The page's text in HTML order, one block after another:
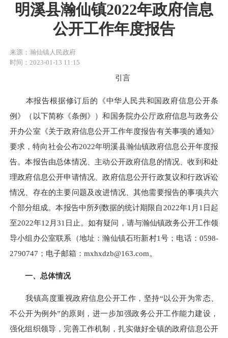
明溪县瀚仙镇2022年政府信息
公开工作年度报告
来源：瀚仙镇人民政府
时间：2023-01-13 11:15
引言
本报告根据修订后的《中华人民共和国政府信息公开条
例》（以下简称《条例》）和国务院办公厅政府信息与政务公
开办公室《关于政府信息公开工作年度报告有关事项的通知》
要求，特向社会公布2022年明溪县瀚仙镇政府信息公开年度报
告。本报告由总体情况、主动公开政府信息的情况、收到和处
理政府信息公开申请情况、政府信息公开行政复议和行政诉讼
情况、存在的主要问题及改进情况、其他需要报告的事项共六
个部分组成。本报告中所列数据的统计期限自2022年1月1日起
至2022年12月31日止。如有疑问，请与瀚仙镇政务公开工作领
导小组办公室联系（地址：瀚仙镇石珩新村1号；电话：0598-
2790747；电子邮箱：mxhxdzb@163.com。
一、总体情况
我镇高度重视政府信息公开工作，坚持“以公开为常态、
不公开为例外”的原则，进一步加强政务公开工作能力建设，
强化组织领导，完善工作机制，扎实做好全镇的政府信息公开